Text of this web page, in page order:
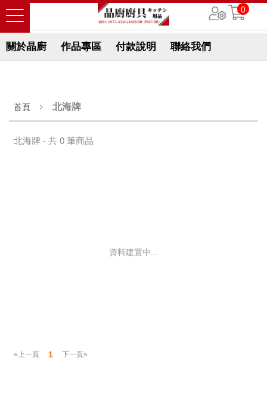
關於晶廚 作品專區 付款說明 聯絡我們
0
首頁 北海牌
北海牌 - 共 0 筆商品
資料建置中...
«上一頁 1 下一頁»